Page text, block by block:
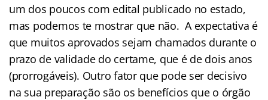
um dos poucos com edital publicado no estado,
mas podemos te mostrar que não. A expectativa é
que muitos aprovados sejam chamados durante o
prazo de validade do certame, que é de dois anos
(prorrogáveis). Outro fator que pode ser decisivo
na sua preparação são os benefícios que o órgão